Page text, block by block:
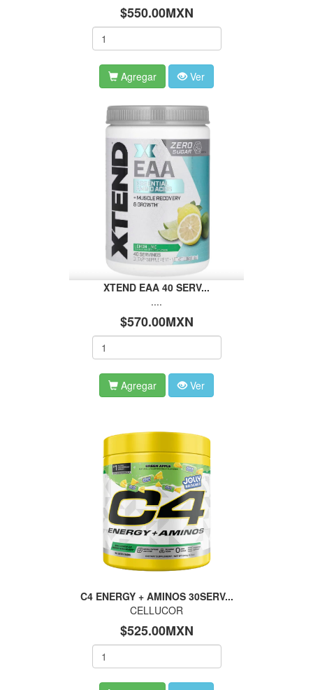
$550.00MXN
Agregar Ver
XTEND EAA 40 SERV...
....
$570.00MXN
Agregar Ver
C4 ENERGY + AMINOS 30SERV...
CELLUCOR
$525.00MXN